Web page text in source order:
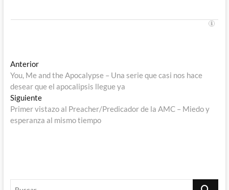
Navegación
de
entradas
AnteriorEntrada
anterior:
You, Me and the Apocalypse – Una serie que casi nos hace
desear que el apocalipsis llegue ya
SiguienteEntrada
siguiente:
Primer vistazo al Preacher/Predicador de la AMC – Miedo y
esperanza al mismo tiempo
Buscar